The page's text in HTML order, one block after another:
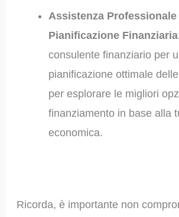
Assistenza Professionale
Pianificazione Finanziaria
consulente finanziario per
pianificazione ottimale
per esplorare le migliori
finanziamento in base alla
economica.
Ricorda, è importante non